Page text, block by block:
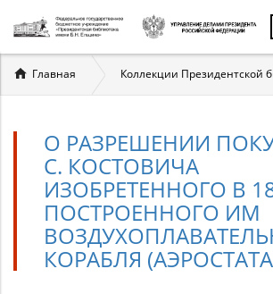
Вы
здесь
Главная Коллекции Президентской
О РАЗРЕШЕНИИ
С. КОСТОВИЧА
ИЗОБРЕТЕННОГО В
ПОСТРОЕННОГО ИМ
КОРАБЛЯ